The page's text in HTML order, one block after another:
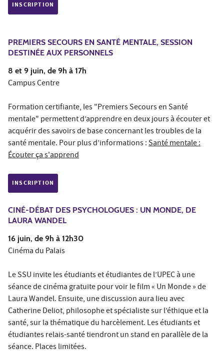
INSCRIPTION
PREMIERS SECOURS EN SANTÉ MENTALE, SESSION
DESTINÉE AUX PERSONNELS
8 et 9 juin, de 9h à 17h
Campus Centre
Formation certifiante, les "Premiers Secours en Santé
mentale" permettent d’apprendre en deux jours à écouter et
acquérir des savoirs de base concernant les troubles de la
santé mentale. Pour plus d’informations :Santé mentale :
Écouter ça s'apprend
INSCRIPTION
CINÉ-DÉBAT DES PSYCHOLOGUES : UN MONDE, DE
LAURA WANDEL
16 juin, de 9h à 12h30
Cinéma du Palais
Le SSU invite les étudiants et étudiantes de l’UPEC à une
séance de cinéma gratuite pour voir le film « Un Monde » de
Laura Wandel. Ensuite, une discussion aura lieu avec
Catherine Deliot, philosophe et spécialiste sur l’éthique et la
santé, sur la thématique du harcèlement. Les étudiants et
étudiantes relais-santé tiendront un stand en parallèle de la
séance. Places limitées.